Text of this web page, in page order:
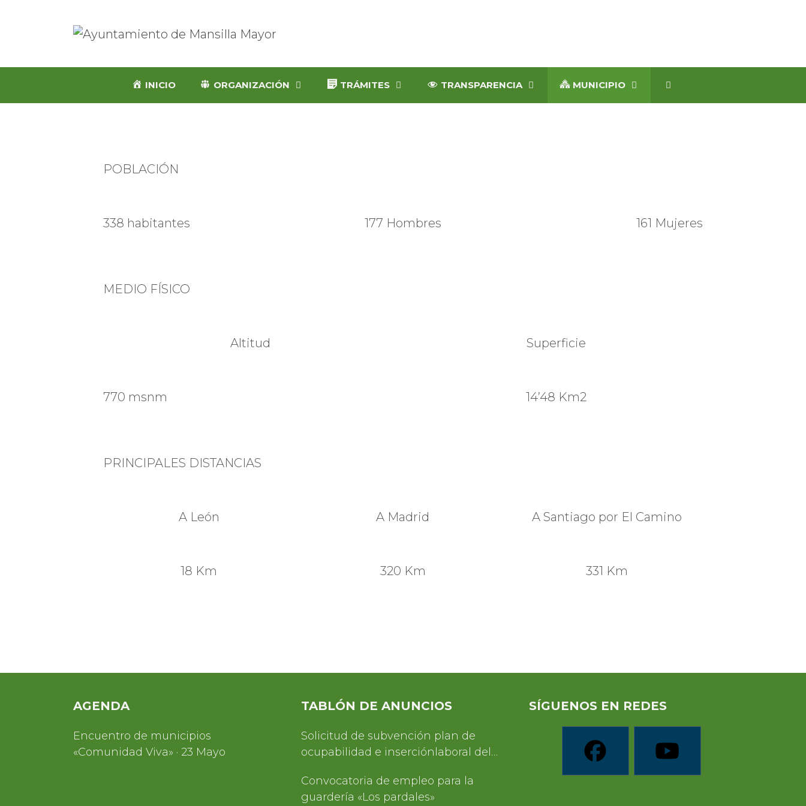
INICIO ORGANIZACIÓN TRÁMITES TRANSPARENCIA MUNICIPIO
POBLACIÓN
338 habitantes 177 Hombres 161 Mujeres
MEDIO FÍSICO
Altitud Superficie
770 msnm 14’48 Km2
PRINCIPALES DISTANCIAS
A León A Madrid A Santiago por El Camino
18 Km 320 Km 331 Km
AGENDA
Encuentro de municipios
«Comunidad Viva» · 23 Mayo
TABLÓN DE ANUNCIOS
Solicitud de subvención plan de
ocupabilidad e inserciónlaboral del
Convocatoria de empleo para la
guardería «Los pardales»
SÍGUENOS EN REDES